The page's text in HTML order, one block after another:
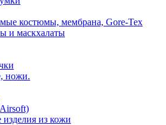
костюмы, мембрана, Gore-Tex
и маскхалаты
ножи.
из кожи